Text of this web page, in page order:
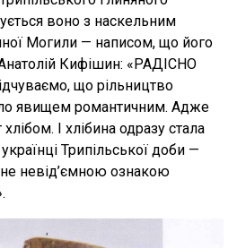
воно з наскельним
Могили — написом, що його
Кифішин: «РАДІСНО
що рільництво
явищем романтичним. Адже
І хлібина одразу стала
Трипільської доби —
невід’ємною ознакою